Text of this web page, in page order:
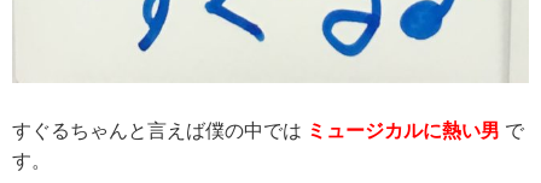
すぐるちゃんと言えば僕の中では ミュージカルに熱い男 で
す。